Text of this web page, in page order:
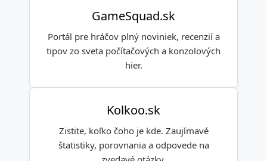
GameSquad.sk
Portál pre hráčov plný noviniek, recenzií a
tipov zo sveta počítačových a konzolových
hier.
Kolkoo.sk
Zistite, koľko čoho je kde. Zaujímavé
štatistiky, porovnania a odpovede na